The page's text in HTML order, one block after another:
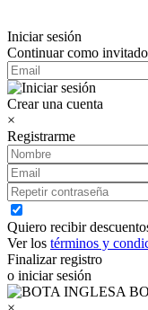
Iniciar sesión
Continuar como invitado
Crear una cuenta
×
Registrarme
Quiero recibir
Ver los términos y
Finalizar registro
o iniciar sesión